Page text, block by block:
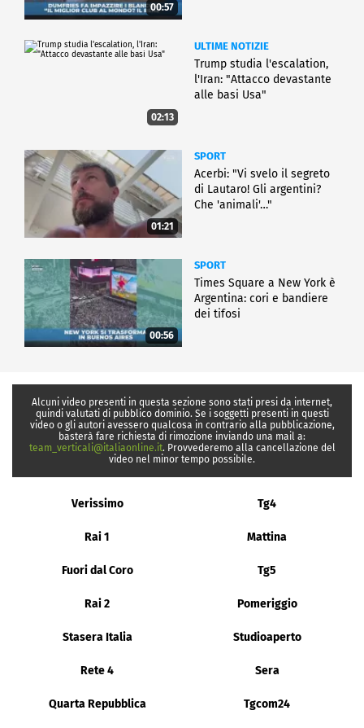
00:57
02:13
ULTIME NOTIZIE
Trump studia l'escalation,
l'Iran: "Attacco devastante
alle basi Usa"
01:21
SPORT
Acerbi: "Vi svelo il segreto
di Lautaro! Gli argentini?
Che 'animali'…"
00:56
SPORT
Times Square a New York è
Argentina: cori e bandiere
dei tifosi
Alcuni video presenti in questa sezione sono stati presi da internet,
quindi valutati di pubblico dominio. Se i soggetti presenti in questi
video o gli autori avessero qualcosa in contrario alla pubblicazione,
basterà fare richiesta di rimozione inviando una mail a:
team_verticali@italiaonline.it. Provvederemo alla cancellazione del
video nel minor tempo possibile.
Verissimo Tg4
Rai 1 Mattina
Fuori dal Coro Tg5
Rai 2 Pomeriggio
Stasera Italia Studioaperto
Rete 4 Sera
Quarta Repubblica Tgcom24